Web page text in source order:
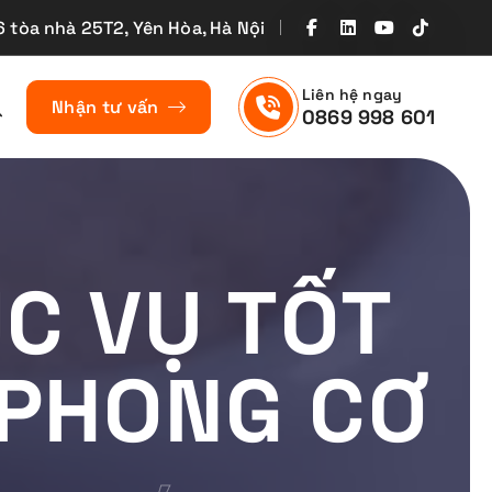
tòa nhà 25T2, Yên Hòa, Hà Nội
Nhận tư vấn
Liên hệ ngay
0869 998 601
VỤ TỐT
CƠ